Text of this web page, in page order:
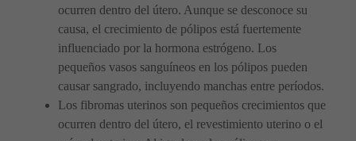
ocurren dentro del útero. Aunque se desconoce su
causa, el crecimiento de pólipos está fuertemente
influenciado por la hormona estrógeno. Los
pequeños vasos sanguíneos en los pólipos pueden
causar sangrado, incluyendo manchas entre períodos.
Los fibromas uterinos son pequeños crecimientos que
ocurren dentro del útero, el revestimiento uterino o el